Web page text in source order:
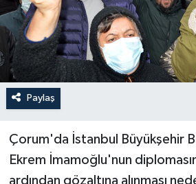
Paylaş
Çorum'da İstanbul Büyükşehir
Ekrem İmamoğlu'nun
ardından gözaltına alınması
TEKNOLOJİ